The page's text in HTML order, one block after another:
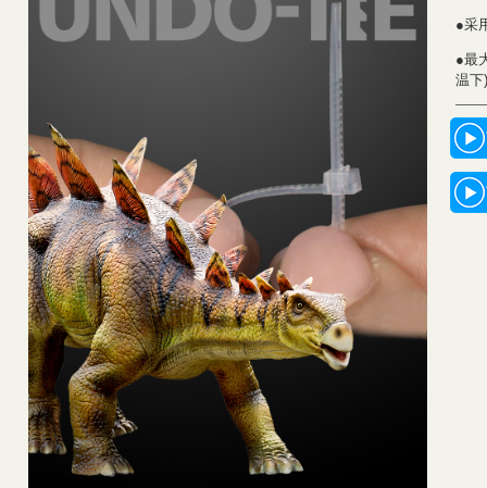
●采
●最
温下)